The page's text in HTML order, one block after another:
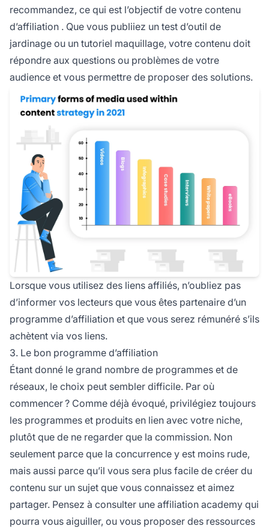
recommandez, ce qui est l’objectif de votre contenu
d’affiliation . Que vous publiiez un test d’outil de
jardinage ou un tutoriel maquillage, votre contenu doit
répondre aux questions ou problèmes de votre
audience et vous permettre de proposer des solutions.
Lorsque vous utilisez des liens affiliés, n’oubliez pas
d’informer vos lecteurs que vous êtes partenaire d’un
programme d’affiliation et que vous serez rémunéré s’ils
achètent via vos liens.
3. Le bon programme d’affiliation
Étant donné le grand nombre de programmes et de
réseaux, le choix peut sembler difficile. Par où
commencer ? Comme déjà évoqué, privilégiez toujours
les programmes et produits en lien avec votre niche,
plutôt que de ne regarder que la commission. Non
seulement parce que la concurrence y est moins rude,
mais aussi parce qu’il vous sera plus facile de créer du
contenu sur un sujet que vous connaissez et aimez
partager. Pensez à consulter une affiliation academy qui
pourra vous aiguiller, ou vous proposer des ressources